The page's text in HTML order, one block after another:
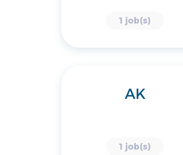
1 job(s)
AK
1 job(s)